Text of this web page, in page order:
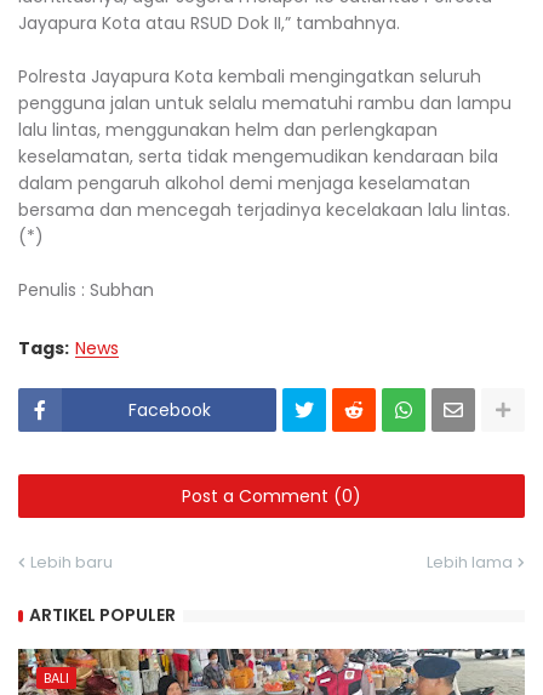
Jayapura Kota atau RSUD Dok II,” tambahnya.
‎Polresta Jayapura Kota kembali mengingatkan seluruh
pengguna jalan untuk selalu mematuhi rambu dan lampu
lalu lintas, menggunakan helm dan perlengkapan
keselamatan, serta tidak mengemudikan kendaraan bila
dalam pengaruh alkohol demi menjaga keselamatan
bersama dan mencegah terjadinya kecelakaan lalu lintas.
(*)
‎Penulis : Subhan
Tags: News
Facebook
Post a Comment (0)
Lebih baru Lebih lama
ARTIKEL POPULER
BALI